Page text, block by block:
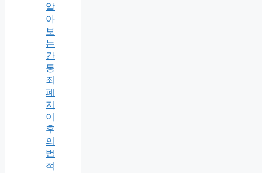
알
아
보
는
간
통
죄
폐
지
이
후
의
법
적